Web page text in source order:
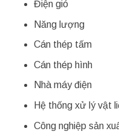
Điện gió
Năng lượng
Cán thép tấm
Cán thép hình
Nhà máy điện
Hệ thống xử lý vật
Công nghiệp sản